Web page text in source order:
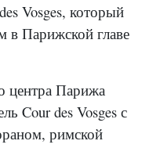
Vosges, который
в Парижской главе
центра Парижа
Cour des Vosges с
римской